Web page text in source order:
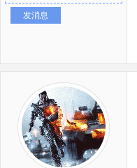
发消息